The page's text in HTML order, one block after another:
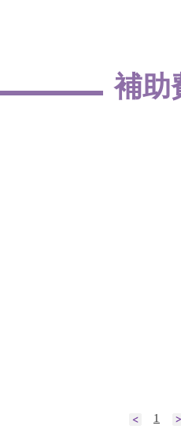
補助
1